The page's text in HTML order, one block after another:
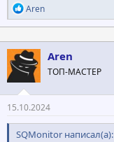
Р
е
а
к
ц
и
и
:
Aren
Aren
ТОП-МАСТЕР
15.10.2024
SQMonitor написал(а):